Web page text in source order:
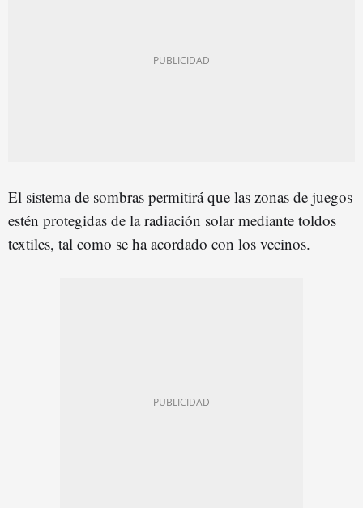
El sistema de sombras permitirá que las zonas de juegos
estén protegidas de la radiación solar mediante toldos
textiles, tal como se ha acordado con los vecinos.